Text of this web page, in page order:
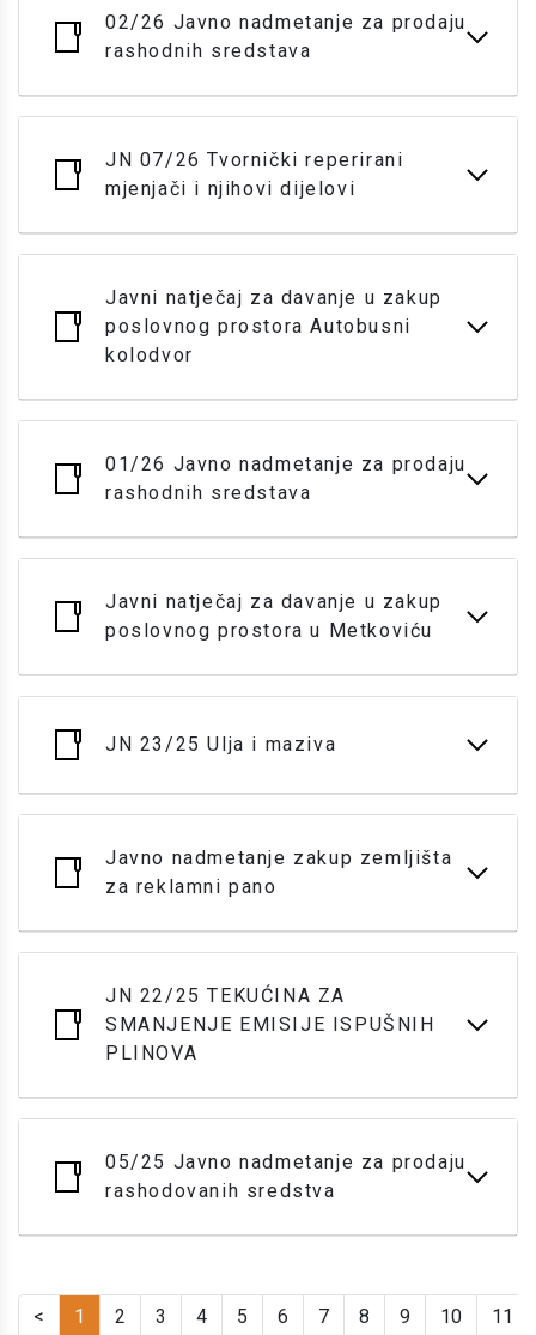
02/26 Javno nadmetanje za prodaju
rashodnih sredstava
JN 07/26 Tvornički reperirani
mjenjači i njihovi dijelovi
Javni natječaj za davanje u zakup
poslovnog prostora Autobusni
kolodvor
01/26 Javno nadmetanje za prodaju
rashodnih sredstava
Javni natječaj za davanje u zakup
poslovnog prostora u Metkoviću
JN 23/25 Ulja i maziva
Javno nadmetanje zakup zemljišta
za reklamni pano
JN 22/25 TEKUĆINA ZA
SMANJENJE EMISIJE ISPUŠNIH
PLINOVA
05/25 Javno nadmetanje za prodaju
rashodovanih sredstva
< 1 2 3 4 5 6 7 8 9 10 11